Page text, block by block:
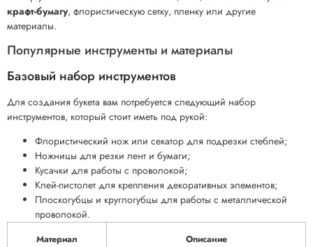
крафт-бумагу, флористическую сетку, пленку или другие
материалы.
Популярные инструменты и материалы
Базовый набор инструментов
Для создания букета вам потребуется следующий набор
инструментов, который стоит иметь под рукой:
Флористический нож или секатор для подрезки стеблей;
Ножницы для резки лент и бумаги;
Кусачки для работы с проволокой;
Клей-пистолет для крепления декоративных элементов;
Плоскогубцы и круглогубцы для работы с металлической
проволокой.
Материал Описание